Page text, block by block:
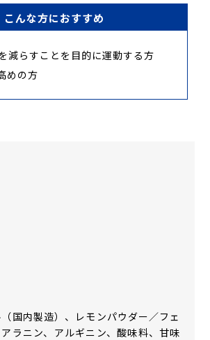
こんな方におすすめ
減らすことを目的に運動する方
めの方
国内製造）、レモンパウダー／フェ
ラニン、アルギニン、酸味料、甘味